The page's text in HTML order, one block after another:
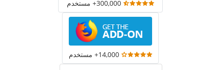
300,000+ مستخدم
14,000+ مستخدم